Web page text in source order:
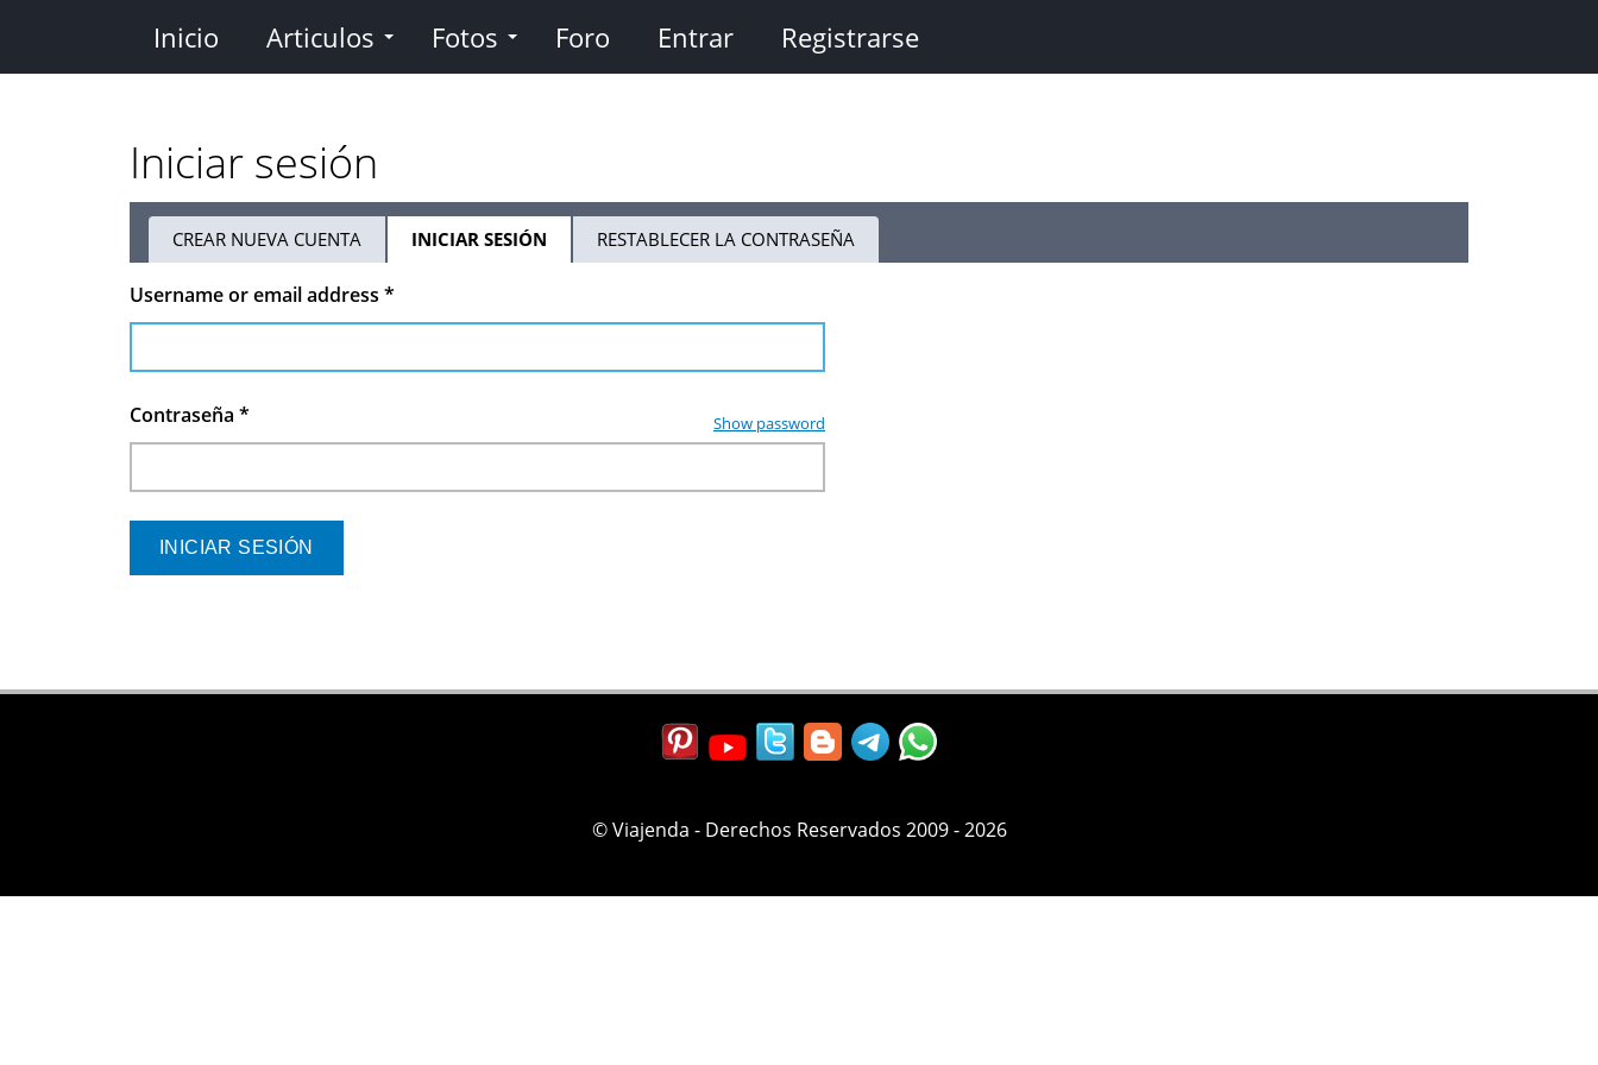
contenido
Inicio Articulos Fotos Foro Entrar Registrarse
Iniciar sesión
Solapas
principales
CREAR NUEVA CUENTA INICIAR SESIÓN (SOLAPA
ACTIVA)
RESTABLECER LA CONTRASEÑA
Username or email address *
Contraseña * Show password
© Viajenda - Derechos Reservados 2009 - 2026